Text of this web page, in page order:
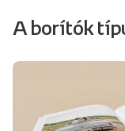
A borítók